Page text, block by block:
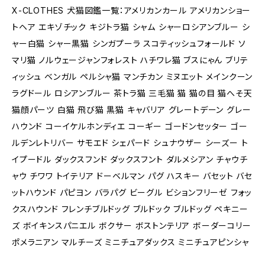
X-CLOTHES 犬猫図鑑一覧：アメリカンカール アメリカンショー
トヘア エキゾチック キジトラ猫 シャム シャーロシアンブルー シ
ャー白猫 シャー黒猫 シンガプーラ スコティッシュフォールド ソ
マリ猫 ノルウェージャンフォレスト ハチワレ猫 ブスにゃん ブリテ
ィッシュ ベンガル ペルシャ猫 マンチカン ミヌエット メインクーン
ラグドール ロシアンブルー 茶トラ猫 三毛猫 猫 猫の目 猫へそ天
猫顔パーツ 白猫 飛び猫 黒猫 キャバリア グレートデーン グレー
ハウンド コーイケルホンディエ コーギー ゴードンセッター ゴー
ルデンレトリバー サモエド シェパード シュナウザー シーズー ト
イプードル ダックスフンド ダックスフント ダルメシアン チャウチ
ャウ チワワ トイテリア ドーベルマン パグ ハスキー バセット バセ
ットハウンド パピヨン バラパグ ビーグル ビションフリーゼ フォッ
クスハウンド フレンチブルドッグ ブルドック ブルドッグ ペキニー
ズ ボイキンスパニエル ボクサー ボストンテリア ボーダーコリー
ポメラニアン マルチーズ ミニチュアダックス ミニチュアピンシャ